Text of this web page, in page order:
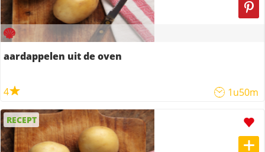
aardappelen uit de oven
4 1u50m
RECEPT